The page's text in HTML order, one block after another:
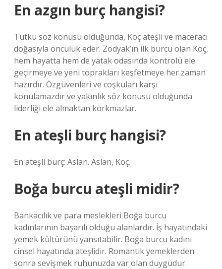
En azgın burç hangisi?
Tutku söz konusu olduğunda, Koç ateşli ve maceracı
doğasıyla öncülük eder. Zodyak’ın ilk burcu olan Koç,
hem hayatta hem de yatak odasında kontrolü ele
geçirmeye ve yeni toprakları keşfetmeye her zaman
hazırdır. Özgüvenleri ve coşkuları karşı
konulamazdır ve yakınlık söz konusu olduğunda
liderliği ele almaktan korkmazlar.
En ateşli burç hangisi?
En ateşli burç: Aslan. Aslan, Koç.
Boğa burcu ateşli midir?
Bankacılık ve para meslekleri Boğa burcu
kadınlarının başarılı olduğu alanlardır. İş hayatındaki
yemek kültürünü yansıtabilir. Boğa burcu kadını
cinsel hayatında ateşlidir. Romantik yemeklerden
sonra sevişmek ruhunuzda var olan duygudur.